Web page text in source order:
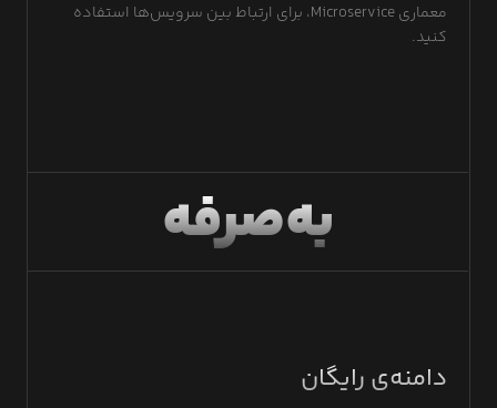
معماری Microservice، برای ارتباط بین سرویس‌ها استفاده
کنید.
به‌صرفه
دامنه‌ی رایگان